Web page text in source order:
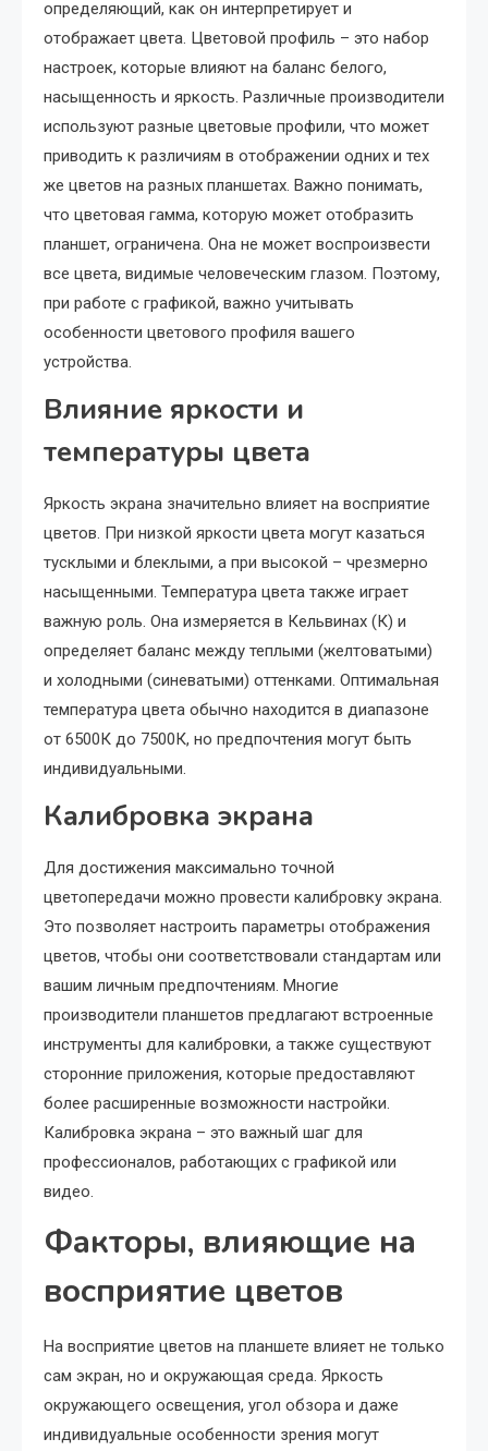
определяющий, как он интерпретирует и
отображает цвета. Цветовой профиль – это набор
настроек, которые влияют на баланс белого,
насыщенность и яркость. Различные производители
используют разные цветовые профили, что может
приводить к различиям в отображении одних и тех
же цветов на разных планшетах. Важно понимать,
что цветовая гамма, которую может отобразить
планшет, ограничена. Она не может воспроизвести
все цвета, видимые человеческим глазом. Поэтому,
при работе с графикой, важно учитывать
особенности цветового профиля вашего
устройства.
Влияние яркости и
температуры цвета
Яркость экрана значительно влияет на восприятие
цветов. При низкой яркости цвета могут казаться
тусклыми и блеклыми, а при высокой – чрезмерно
насыщенными. Температура цвета также играет
важную роль. Она измеряется в Кельвинах (К) и
определяет баланс между теплыми (желтоватыми)
и холодными (синеватыми) оттенками. Оптимальная
температура цвета обычно находится в диапазоне
от 6500К до 7500К, но предпочтения могут быть
индивидуальными.
Калибровка экрана
Для достижения максимально точной
цветопередачи можно провести калибровку экрана.
Это позволяет настроить параметры отображения
цветов, чтобы они соответствовали стандартам или
вашим личным предпочтениям. Многие
производители планшетов предлагают встроенные
инструменты для калибровки, а также существуют
сторонние приложения, которые предоставляют
более расширенные возможности настройки.
Калибровка экрана – это важный шаг для
профессионалов, работающих с графикой или
видео.
Факторы, влияющие на
восприятие цветов
На восприятие цветов на планшете влияет не только
сам экран, но и окружающая среда. Яркость
окружающего освещения, угол обзора и даже
индивидуальные особенности зрения могут